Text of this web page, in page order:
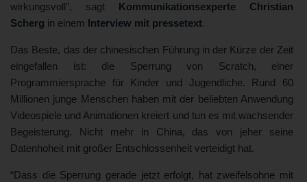
wirkungsvoll”, sagt Kommunikationsexperte Christian
Scherg in einem Interview mit pressetext.
Das Beste, das der chinesischen Führung in der Kürze der Zeit
eingefallen ist: die Sperrung von Scratch, einer
Programmiersprache für Kinder und Jugendliche. Rund 60
Millionen junge Menschen haben mit der beliebten Anwendung
Videospiele und Animationen kreiert und tun es mit wachsender
Begeisterung. Nicht mehr in China, das von jeher seine
Datenhoheit mit großer Entschlossenheit verteidigt hat.
“Dass die Sperrung gerade jetzt erfolgt, hat zweifelsohne mit